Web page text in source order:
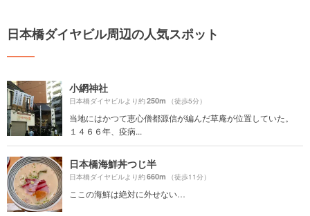
日本橋ダイヤビル周辺の人気スポット
小網神社
日本橋ダイヤビルより約250m （徒歩5分）
当地にはかつて恵心僧都源信が編んだ草庵が位置していた。
１４６６年、疫病...
日本橋海鮮丼つじ半
日本橋ダイヤビルより約660m （徒歩11分）
ここの海鮮は絶対に外せない…